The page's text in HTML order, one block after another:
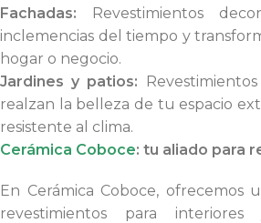
Fachadas: Revestimientos
inclemencias del tiempo y
hogar o negocio.
Jardines y patios:
realzan la belleza de tu espacio
resistente al clima.
Cerámica Coboce: tu aliado para
En Cerámica Coboce, ofrecemos
revestimientos para